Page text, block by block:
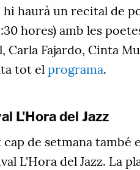
hi haurà un recital de
hores) amb les
Carla Fajardo, Cinta
tot elprograma.
L'Hora del Jazz
cap de setmana també
L'Hora del Jazz. La